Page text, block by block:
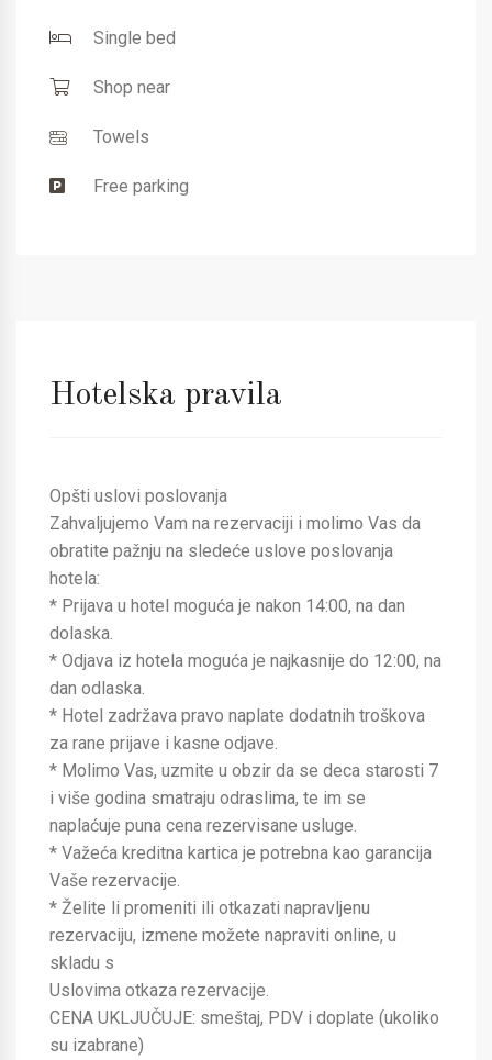
Single bed
Shop near
Towels
Free parking
Hotelska pravila
Opšti uslovi poslovanja
Zahvaljujemo Vam na rezervaciji i molimo Vas da
obratite pažnju na sledeće uslove poslovanja
hotela:
* Prijava u hotel moguća je nakon 14:00, na dan
dolaska.
* Odjava iz hotela moguća je najkasnije do 12:00, na
dan odlaska.
* Hotel zadržava pravo naplate dodatnih troškova
za rane prijave i kasne odjave.
* Molimo Vas, uzmite u obzir da se deca starosti 7
i više godina smatraju odraslima, te im se
naplaćuje puna cena rezervisane usluge.
* Važeća kreditna kartica je potrebna kao garancija
Vaše rezervacije.
* Želite li promeniti ili otkazati napravljenu
rezervaciju, izmene možete napraviti online, u
skladu s
Uslovima otkaza rezervacije.
CENA UKLJUČUJE: smeštaj, PDV i doplate (ukoliko
su izabrane)